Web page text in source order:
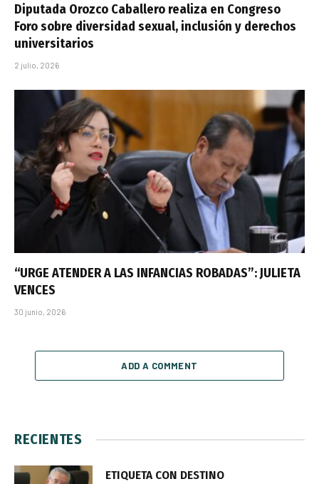
Diputada Orozco Caballero realiza en Congreso
Foro sobre diversidad sexual, inclusión y derechos
universitarios
2 julio, 2026
“URGE ATENDER A LAS INFANCIAS ROBADAS”: JULIETA
VENCES
30 junio, 2026
ADD A COMMENT
RECIENTES
ETIQUETA CON DESTINO